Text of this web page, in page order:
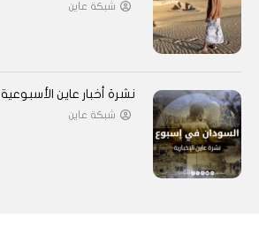
شبكة عاين
نشرة أخبار عاين الأسبوعية
شبكة عاين